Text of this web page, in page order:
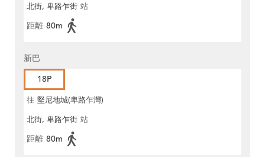
北街, 卑路乍街 站
距離 80m
新巴
18P
往 堅尼地城(卑路乍灣)
北街, 卑路乍街 站
距離 80m